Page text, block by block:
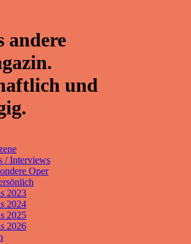
andere
und
/ Interviews
Oper
2023
2024
2025
2026